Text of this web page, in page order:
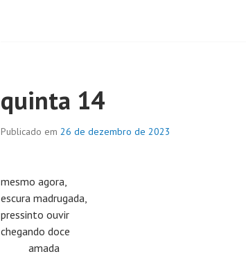
quinta 14
Publicado em 26 de dezembro de 2023
mesmo agora,
escura madrugada,
pressinto ouvir
chegando doce
amada